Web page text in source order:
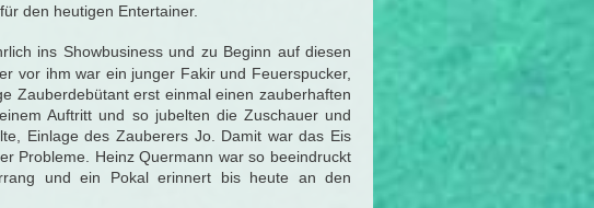
den heutigen Entertainer.
ins Showbusiness und zu Beginn auf diesen
vor ihm war ein junger Fakir und Feuerspucker,
Zauberdebütant erst einmal einen zauberhaften
Auftritt und so jubelten die Zuschauer und
Einlage des Zauberers Jo. Damit war das Eis
Probleme. Heinz Quermann war so beeindruckt
und ein Pokal erinnert bis heute an den